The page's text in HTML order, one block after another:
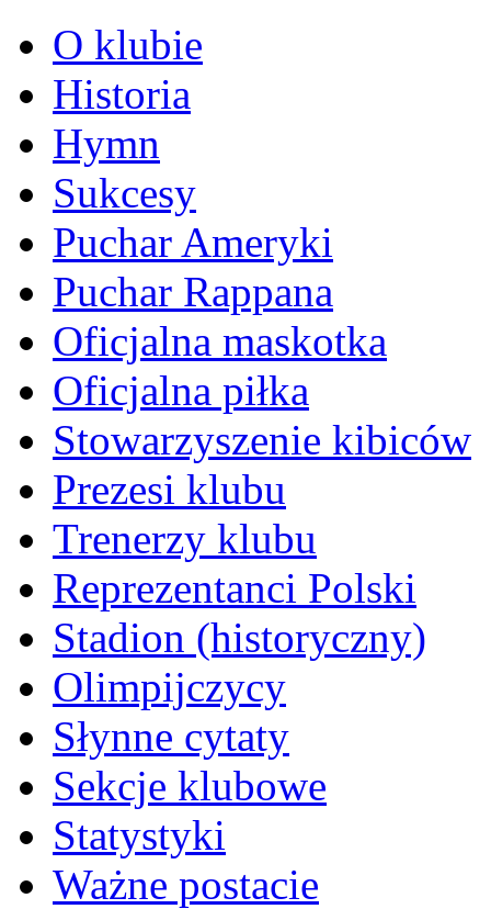
O klubie
Historia
Hymn
Sukcesy
Puchar Ameryki
Puchar Rappana
Oficjalna maskotka
Oficjalna piłka
Stowarzyszenie kibiców
Prezesi klubu
Trenerzy klubu
Reprezentanci Polski
Stadion (historyczny)
Olimpijczycy
Słynne cytaty
Sekcje klubowe
Statystyki
Ważne postacie